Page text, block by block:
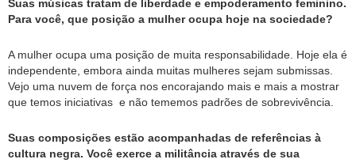
Suas músicas tratam de liberdade e empoderamento feminino.
Para você, que posição a mulher ocupa hoje na sociedade?
A mulher ocupa uma posição de muita responsabilidade. Hoje ela é
independente, embora ainda muitas mulheres sejam submissas.
Vejo uma nuvem de força nos encorajando mais e mais a mostrar
que temos iniciativas e não tememos padrões de sobrevivência.
Suas composições estão acompanhadas de referências à
cultura negra. Você exerce a militância através de sua